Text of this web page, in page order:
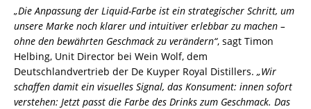
„Die Anpassung der Liquid-Farbe ist ein strategischer Schritt, um
unsere Marke noch klarer und intuitiver erlebbar zu machen –
ohne den bewährten Geschmack zu verändern“, sagt Timon
Helbing, Unit Director bei Wein Wolf, dem
Deutschlandvertrieb der De Kuyper Royal Distillers. „Wir
schaffen damit ein visuelles Signal, das Konsument: innen sofort
verstehen: Jetzt passt die Farbe des Drinks zum Geschmack. Das